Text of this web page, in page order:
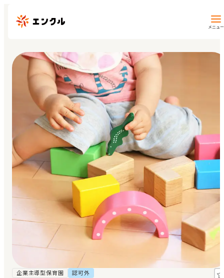
メニュー
保育園・幼稚園を探す
地図から探す
地域から探す
マイページ
お気に入り
見学日記
メッセージ
企業主導型保育園 認可外